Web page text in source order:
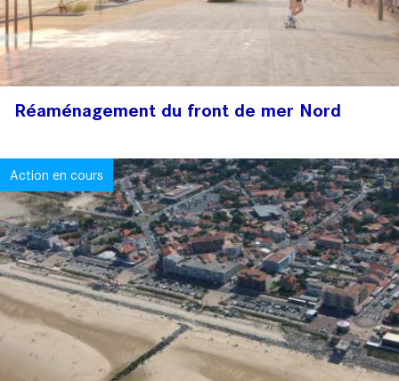
Réaménagement du front de mer Nord
Action en cours